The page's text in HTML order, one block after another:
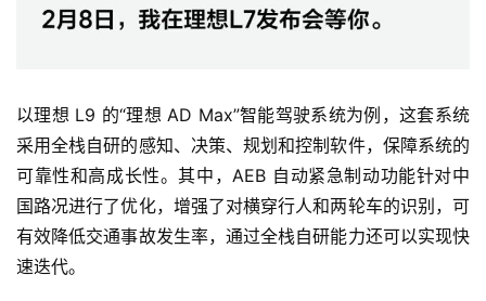
首
页
以理想 L9 的“理想 AD Max”智能驾驶系统为例，这套系统
采用全栈自研的感知、决策、规划和控制软件，保障系统的
可靠性和高成长性。其中，AEB 自动紧急制动功能针对中
国路况进行了优化，增强了对横穿行人和两轮车的识别，可
有效降低交通事故发生率，通过全栈自研能力还可以实现快
速迭代。